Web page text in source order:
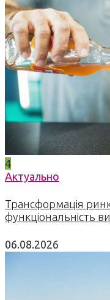
4
Актуально
Трансформація
функціональність
06.08.2026